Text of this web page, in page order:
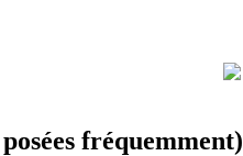
fréquemment)